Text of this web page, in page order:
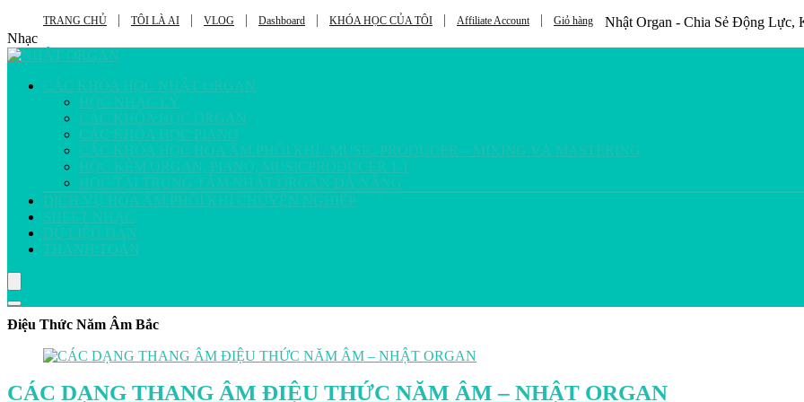
TRANG CHỦ TÔI LÀ AI VLOG Dashboard KHÓA HỌC CỦA TÔI Affiliate Account Giỏ hàng
Nhật Organ - Chia Sẻ Động
Nhạc
CÁC KHÓA HỌC NHẬT ORGAN
HỌC NHẠC LÝ
CÁC KHÓA HỌC ORGAN
CÁC KHÓA HỌC PIANO
CÁC KHÓA HỌC HÒA ÂM PHỐI KHÍ / MUSIC PRODUCER – MIXING VÀ MASTERING
HỌC KÈM ORGAN, PIANO, MUSICPRODUCER 1-1
HỌC TẠI TRUNG TÂM NHẬT ORGAN ĐÀ NẴNG
DỊCH VỤ HÒA ÂM PHỐI KHÍ CHUYÊN NGHIỆP
SHEET NHẠC
DỮ LIỆU ĐÀN
THANH TOÁN
Điệu Thức Năm Âm Bắc
CÁC DẠNG THANG ÂM ĐIỆU THỨC NĂM ÂM – NHẬT ORGAN